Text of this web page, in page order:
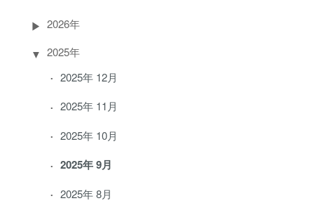
2026年
2025年
2025年 12月
2025年 11月
2025年 10月
2025年 9月
2025年 8月